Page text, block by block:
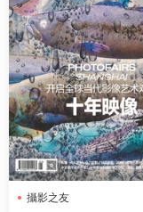
攝影之友